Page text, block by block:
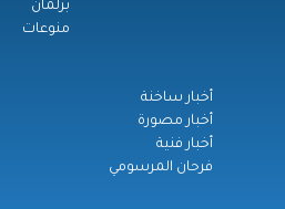
برلمان
منوعات
أخبار ساخنة
أخبار مصورة
أخبار فنية
فرحان المرسومي